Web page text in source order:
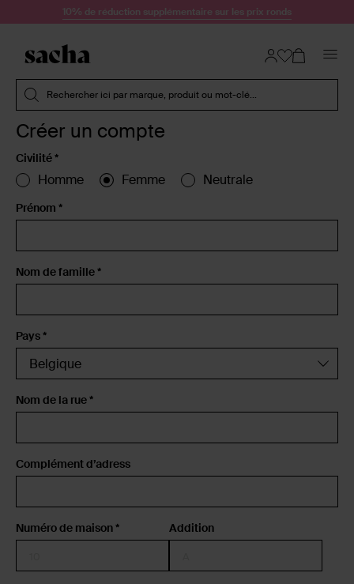
Passer au contenu10% de réduction supplémentaire sur les prix ronds
Rechercher ici par marque, produit ou mot-clé...
Créer un compte
Civilité *
Homme Femme Neutrale
Prénom *
Nom de famille *
Pays *
Nom de la rue *
Complément d’adress
Numéro de maison * Addition